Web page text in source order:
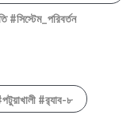
#সিস্টেম_পরিবর্তন
#র‍্যাব-৮